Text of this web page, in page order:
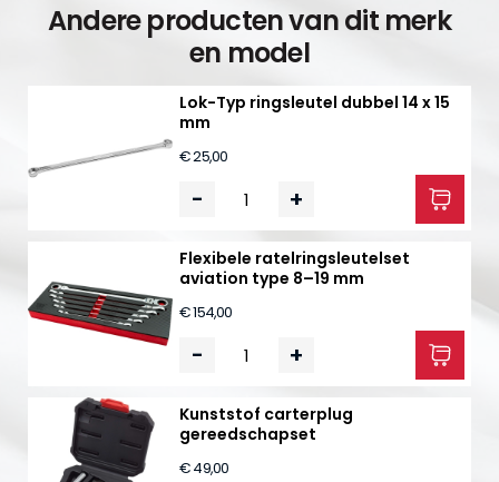
Andere producten van dit merk
en model
Lok-Typ ringsleutel dubbel 14 x 15
mm
€ 25,00
- +
Flexibele ratelringsleutelset
aviation type 8–19 mm
€ 154,00
- +
Kunststof carterplug
gereedschapset
€ 49,00